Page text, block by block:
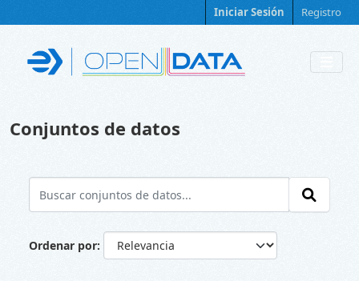
Iniciar Sesión Registro
Conjuntos de datos
Ordenar por